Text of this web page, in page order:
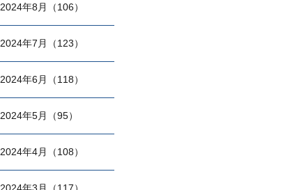
2024年8月（106）
2024年7月（123）
2024年6月（118）
2024年5月（95）
2024年4月（108）
2024年3月（117）